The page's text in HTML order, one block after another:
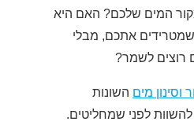
המים שלכם? האם היא
אתכם, מבלי
רוצים לשמר?
וסינון מים השונות
לפני שמחליטים.